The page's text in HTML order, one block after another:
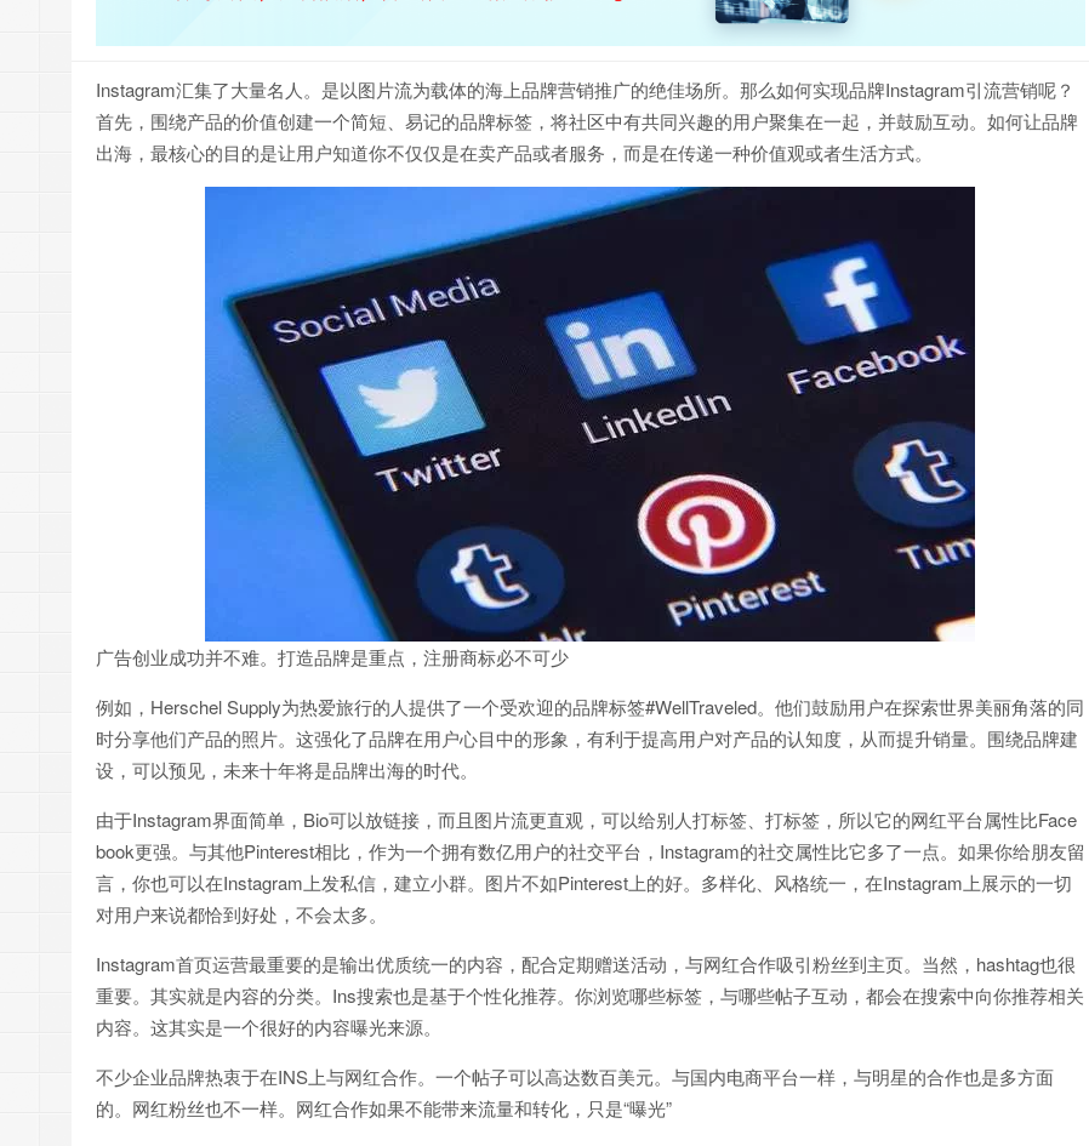
Instagram汇集了大量名人。是以图片流为载体的海上品牌营销推广的绝佳场所。那么如何实现品牌Instagram引流营销呢？
首先，围绕产品的价值创建一个简短、易记的品牌标签，将社区中有共同兴趣的用户聚集在一起，并鼓励互动。如何让品牌
出海，最核心的目的是让用户知道你不仅仅是在卖产品或者服务，而是在传递一种价值观或者生活方式。
广告创业成功并不难。打造品牌是重点，注册商标必不可少
例如，Herschel Supply为热爱旅行的人提供了一个受欢迎的品牌标签#WellTraveled。他们鼓励用户在探索世界美丽角落的同
时分享他们产品的照片。这强化了品牌在用户心目中的形象，有利于提高用户对产品的认知度，从而提升销量。围绕品牌建
设，可以预见，未来十年将是品牌出海的时代。
由于Instagram界面简单，Bio可以放链接，而且图片流更直观，可以给别人打标签、打标签，所以它的网红平台属性比Face
book更强。与其他Pinterest相比，作为一个拥有数亿用户的社交平台，Instagram的社交属性比它多了一点。如果你给朋友留
言，你也可以在Instagram上发私信，建立小群。图片不如Pinterest上的好。多样化、风格统一，在Instagram上展示的一切
对用户来说都恰到好处，不会太多。
Instagram首页运营最重要的是输出优质统一的内容，配合定期赠送活动，与网红合作吸引粉丝到主页。当然，hashtag也很
重要。其实就是内容的分类。Ins搜索也是基于个性化推荐。你浏览哪些标签，与哪些帖子互动，都会在搜索中向你推荐相关
内容。这其实是一个很好的内容曝光来源。
不少企业品牌热衷于在INS上与网红合作。一个帖子可以高达数百美元。与国内电商平台一样，与明星的合作也是多方面
的。网红粉丝也不一样。网红合作如果不能带来流量和转化，只是“曝光”